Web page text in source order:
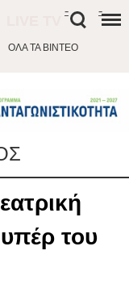
ΟΛΑ ΤΑ ΒΙΝΤΕΟ
- -
του